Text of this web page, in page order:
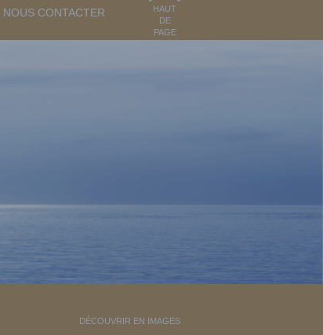
NOUS CONTACTER
HAUT
DE
PAGE
DÉCOUVRIR EN IMAGES